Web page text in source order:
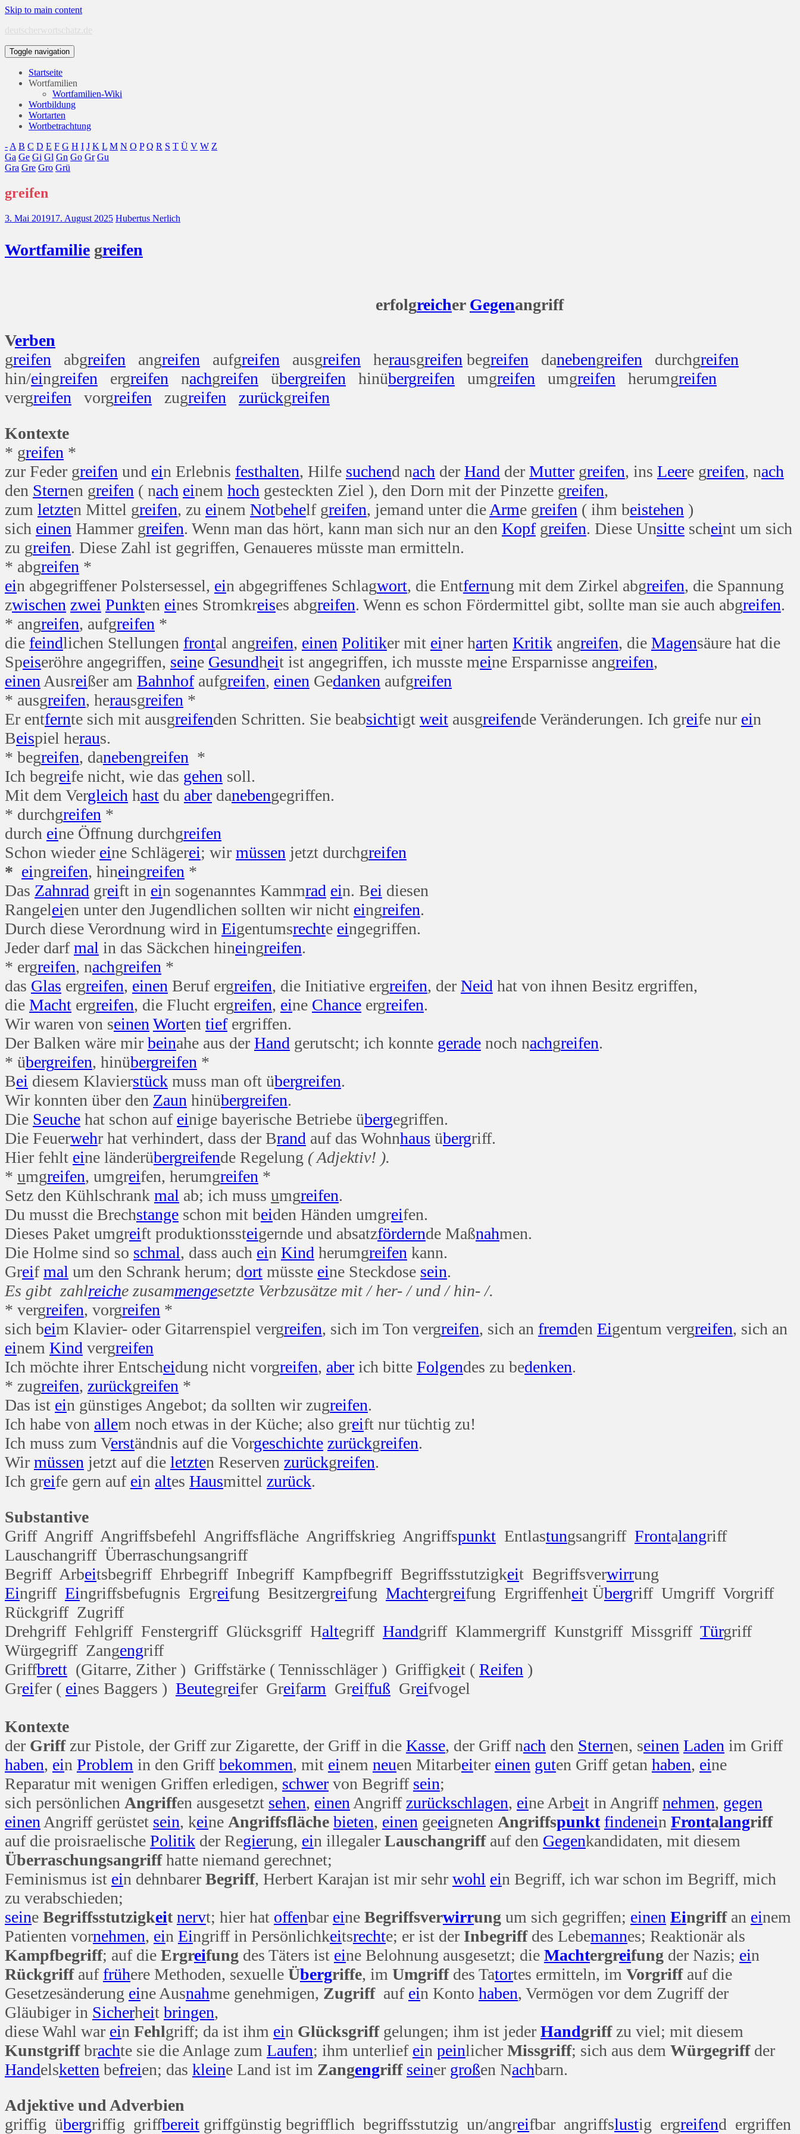
Skip to main content
deutscherwortschatz.de
Toggle navigation
Startseite
Wortfamilien
Wortfamilien-Wiki
Wortbildung
Wortarten
Wortbetrachtung
- A B C D E F G H I J K L M N O P Q R S T Ü V W Z
Ga Ge Gi Gl Gn Go Gr Gu
Gra Gre Gro Grü
greifen
3. Mai 201917. August 2025 Hubertus Nerlich
Wortfamilie greifen
erfolgreicher Gegenangriff
Verben
greifen abgreifen angreifen aufgreifen ausgreifen herausgreifen begreifen danebengreifen durchgreifen
hin/eingreifen ergreifen nachgreifen übergreifen hinübergreifen umgreifen umgreifen herumgreifen
vergreifen vorgreifen zugreifen zurückgreifen
Kontexte
* greifen *
zur Feder greifen und ein Erlebnis festhalten, Hilfe suchend nach der Hand der Mutter greifen, ins Leere greifen, nach
den Sternen greifen ( nach einem hoch gesteckten Ziel ), den Dorn mit der Pinzette greifen,
zum letzten Mittel greifen, zu einem Notbehelf greifen, jemand unter die Arme greifen ( ihm beistehen )
sich einen Hammer greifen. Wenn man das hört, kann man sich nur an den Kopfgreifen. Diese Unsitte scheint um sich
zu greifen. Diese Zahl ist gegriffen, Genaueres müsste man ermitteln.
* abgreifen *
ein abgegriffener Polstersessel, ein abgegriffenes Schlagwort, die Entfernung mit dem Zirkel abgreifen, die Spannung
zwischen zwei Punkten eines Stromkreises abgreifen. Wenn es schon Fördermittel gibt, sollte man sie auch abgreifen.
* angreifen, aufgreifen *
die feindlichen Stellungen frontal angreifen, einen Politiker mit einer harten Kritik angreifen, die Magensäure hat die
Speiseröhre angegriffen, seine Gesundheit ist angegriffen, ich musste meine Ersparnisse angreifen,
einen Ausreißer am Bahnhofaufgreifen, einen Gedanken aufgreifen
* ausgreifen, herausgreifen *
Er entfernte sich mit ausgreifenden Schritten. Sie beabsichtigt weit ausgreifende Veränderungen. Ich greife nur ein
Beispiel heraus.
* begreifen, danebengreifen *
Ich begreife nicht, wie das gehen soll.
Mit dem Vergleich hast du aber danebengegriffen.
* durchgreifen *
durch eine Öffnung durchgreifen
Schon wieder eine Schlägerei; wir müssen jetzt durchgreifen
* eingreifen, hineingreifen *
Das Zahnrad greift in ein sogenanntes Kammrad ein. Bei diesen
Rangeleien unter den Jugendlichen sollten wir nicht eingreifen.
Durch diese Verordnung wird in Eigentumsrechte eingegriffen.
Jeder darfmal in das Säckchen hineingreifen.
* ergreifen, nachgreifen *
das Glas ergreifen, einen Beruf ergreifen, die Initiative ergreifen, der Neid hat von ihnen Besitz ergriffen,
die Macht ergreifen, die Flucht ergreifen, eine Chance ergreifen.
Wir waren von seinen Worten tiefergriffen.
Der Balken wäre mir beinahe aus der Hand gerutscht; ich konnte gerade noch nachgreifen.
* übergreifen, hinübergreifen *
Bei diesem Klavierstück muss man oft übergreifen.
Wir konnten über den Zaun hinübergreifen.
Die Seuche hat schon auf einige bayerische Betriebe übergegriffen.
Die Feuerwehr hat verhindert, dass der Brand auf das Wohnhaus übergriff.
Hier fehlt eine länderübergreifende Regelung ( Adjektiv! ).
* umgreifen, umgreifen, herumgreifen *
Setz den Kühlschrank mal ab; ich muss umgreifen.
Du musst die Brechstange schon mit beiden Händen umgreifen.
Dieses Paket umgreift produktionssteigernde und absatzfördernde Maßnahmen.
Die Holme sind so schmal, dass auch ein Kind herumgreifen kann.
Greifmal um den Schrank herum; dort müsste eine Steckdose sein.
Es gibt zahlreiche zusammengesetzte Verbzusätze mit / her- / und / hin- /.
* vergreifen, vorgreifen *
sich beim Klavier- oder Gitarrenspiel vergreifen, sich im Ton vergreifen, sich an fremden Eigentum vergreifen, sich an
einem Kind vergreifen
Ich möchte ihrer Entscheidung nicht vorgreifen, aber ich bitte Folgendes zu bedenken.
* zugreifen, zurückgreifen *
Das ist ein günstiges Angebot; da sollten wir zugreifen.
Ich habe von allem noch etwas in der Küche; also greift nur tüchtig zu!
Ich muss zum Verständnis auf die Vorgeschichte zurückgreifen.
Wir müssen jetzt auf die letzten Reserven zurückgreifen.
Ich greife gern auf ein altes Hausmittel zurück.
Substantive
Griff Angriff Angriffsbefehl Angriffsfläche Angriffskrieg Angriffspunkt Entlastungsangriff Frontalangriff
Lauschangriff Überraschungsangriff
Begriff Arbeitsbegriff Ehrbegriff Inbegriff Kampfbegriff Begriffsstutzigkeit Begriffsverwirrung
Eingriff Eingriffsbefugnis Ergreifung Besitzergreifung Machtergreifung Ergriffenheit Übergriff Umgriff Vorgriff
Rückgriff Zugriff
Drehgriff Fehlgriff Fenstergriff Glücksgriff Haltegriff Handgriff Klammergriff Kunstgriff Missgriff Türgriff
Würgegriff Zangengriff
Griffbrett (Gitarre, Zither ) Griffstärke ( Tennisschläger ) Griffigkeit ( Reifen )
Greifer ( eines Baggers ) Beutegreifer Greifarm Greiffuß Greifvogel
Kontexte
der Griffzur Pistole, der Griff zur Zigarette, der Griff in die Kasse, der Griff nach den Sternen, seinen Laden im Griff
haben, ein Problem in den Griffbekommen, mit einem neuen Mitarbeiter einen guten Griff getan haben, eine
Reparatur mit wenigen Griffen erledigen, schwer von Begriff sein;
sich persönlichen Angriffen ausgesetzt sehen, einen Angriff zurückschlagen, eine Arbeit in Angriffnehmen, gegen
einen Angriff gerüstet sein, keine Angriffsfläche bieten, einen geeigneten Angriffspunkt findenein Frontalangriff
auf die proisraelische Politik der Regierung, ein illegaler Lauschangriffauf den Gegenkandidaten, mit diesem
Überraschungsangriffhatte niemand gerechnet;
Feminismus ist ein dehnbarer Begriff, Herbert Karajan ist mir sehr wohl ein Begriff, ich war schon im Begriff, mich
zu verabschieden;
seine Begriffsstutzigkeitnervt; hier hat offenbar eine Begriffsverwirrung um sich gegriffen; einen Eingriffan einem
Patienten vornehmen, ein Eingriff in Persönlichkeitsrechte; er ist der Inbegriff des Lebemannes; Reaktionär als
Kampfbegriff; auf die Ergreifung des Täters ist eine Belohnung ausgesetzt; die Machtergreifung der Nazis; ein
Rückgriffauf frühere Methoden, sexuelle Übergriffe, im Umgriff des Tatortes ermitteln, im Vorgriff auf die
Gesetzesänderung eine Ausnahme genehmigen, Zugriff auf ein Konto haben, Vermögen vor dem Zugriff der
Gläubiger in Sicherheit bringen,
diese Wahl war ein Fehlgriff; da ist ihm ein Glücksgriffgelungen; ihm ist jeder Handgriffzu viel; mit diesem
Kunstgriffbrachte sie die Anlage zum Laufen; ihm unterlief ein peinlicher Missgriff; sich aus dem Würgegriffder
Handelsketten befreien; das kleine Land ist im Zangengriff seiner großen Nachbarn.
Adjektive und Adverbien
griffig übergriffig griffbereit griffgünstig begrifflich begriffsstutzig un/angreifbar angriffslustig ergreifend ergriffen